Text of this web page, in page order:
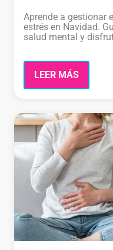
Aprende a gestionar
estrés en Navidad.
salud mental y
LEER MÁS